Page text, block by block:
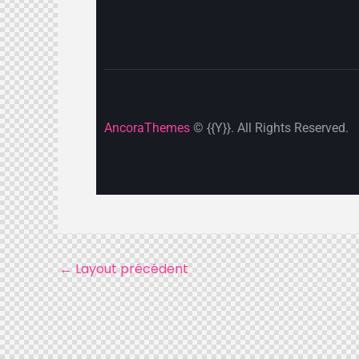
AncoraThemes © {{Y}}. All Rights Reserved.
←Layout précédent